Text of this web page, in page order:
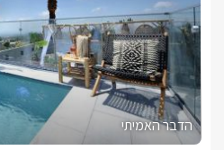
הדבר האמיתי